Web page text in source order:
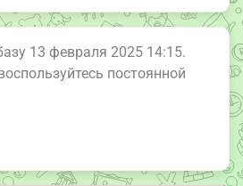
13 февраля 2025 14:15.
постоянной